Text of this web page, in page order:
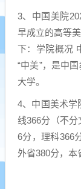
3、中国美院
早成立的高等
下：学院概况
“中美”，是中
大学。
4、中国美术学
线366分（不
6分，理科366
外省380分，本